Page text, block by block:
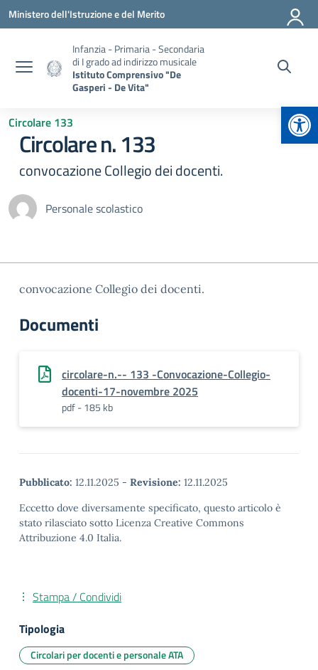
Vai ai contenuti
Vai al menu di navigazione
Vai al footer
Ministero dell'Istruzione e del Merito
Infanzia - Primaria - Secondaria
di I grado ad indirizzo musicale
Istituto Comprensivo "De
Gasperi - De Vita"
Circolare 133
Circolare n. 133
convocazione Collegio dei docenti.
Personale scolastico
convocazione Collegio dei docenti.
Documenti
circolare-n.-- 133 -Convocazione-Collegio-
docenti-17-novembre 2025
pdf - 185 kb
Pubblicato: 12.11.2025 - Revisione: 12.11.2025
Eccetto dove diversamente specificato, questo articolo è
stato rilasciato sotto Licenza Creative Commons
Attribuzione 4.0 Italia.
Stampa / Condividi
Tipologia
Circolari per docenti e personale ATA